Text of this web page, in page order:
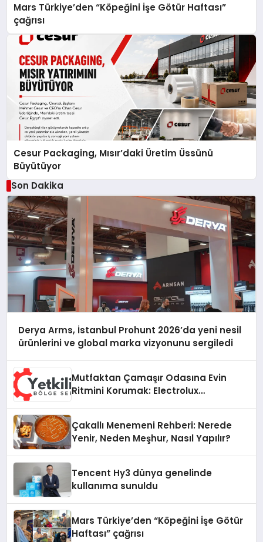
Mars Türkiye’den “Köpeğini İşe Götür Haftası”
çağrısı
Cesur Packaging, Mısır’daki Üretim Üssünü
Büyütüyor
Son Dakika
Derya Arms, İstanbul Prohunt 2026’da yeni nesil
ürünlerini ve global marka vizyonunu sergiledi
Mutfaktan Çamaşır Odasına Evin
Ritmini Korumak: Electrolux
Çakallı Menemeni Rehberi: Nerede
Yenir, Neden Meşhur, Nasıl Yapılır?
Tencent Hy3 dünya genelinde
kullanıma sunuldu
Mars Türkiye’den “Köpeğini İşe Götür
Haftası” çağrısı